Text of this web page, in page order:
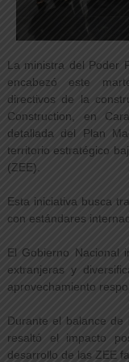
La ministra del Poder
encabezó este
directivos de la
Construction, en
detallada del Plan
territorio estratégico
(ZEE).
Esta iniciativa busca
con estándares
El Gobierno Nacional
extranjeras y
aprovechamiento
Durante el balance
resaltó el impacto
desarrollo de las ZEE